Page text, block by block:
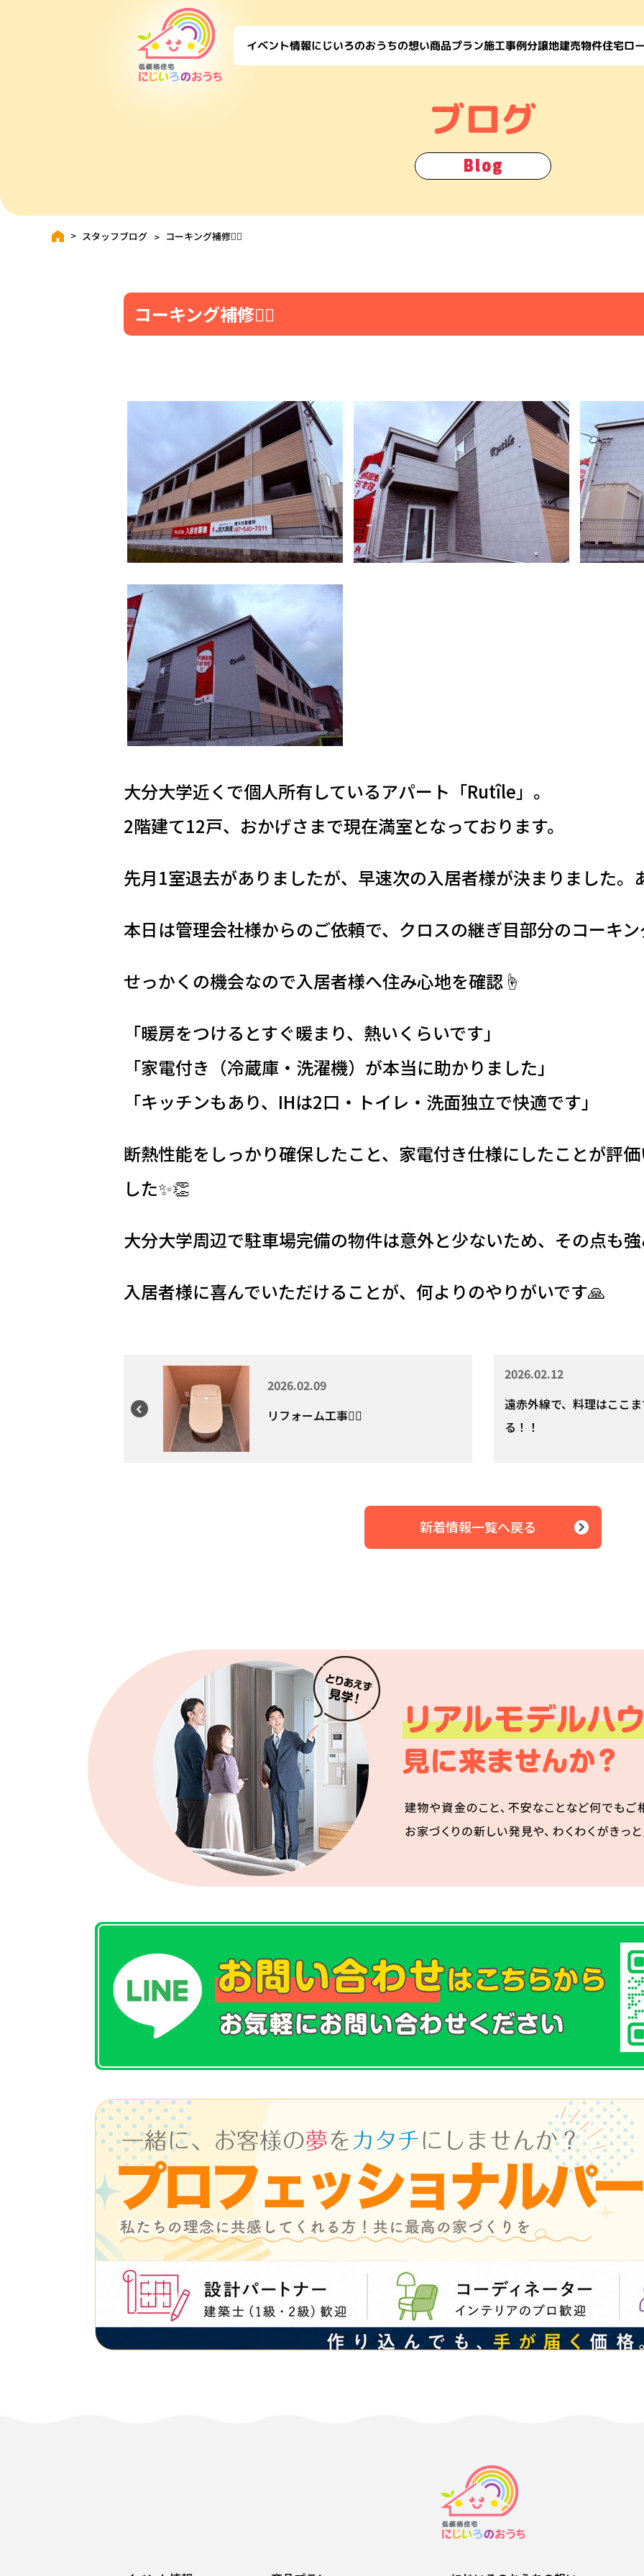
イベント情報にじいろのおうちの想い商品プラン施工事例分譲地建売物件住宅ロ
ブログ
Blog
スタッフブログ コーキング補修👷‍♂️
コーキング補修👷‍♂️
大分大学近くで個人所有しているアパート「Rutîle」。
2階建て12戸、おかげさまで現在満室となっております。
先月1室退去がありましたが、早速次の入居者様が決まりました。
本日は管理会社様からのご依頼で、クロスの継ぎ目部分のコーキ
せっかくの機会なので入居者様へ住み心地を確認☝️
「暖房をつけるとすぐ暖まり、熱いくらいです」
「家電付き（冷蔵庫・洗濯機）が本当に助かりました」
「キッチンもあり、IHは2口・トイレ・洗面独立で快適です」
断熱性能をしっかり確保したこと、家電付き仕様にしたことが評
した✨👏
大分大学周辺で駐車場完備の物件は意外と少ないため、その点も
入居者様に喜んでいただけることが、何よりのやりがいです🙏
2026.02.09
リフォーム工事👷‍♂️
2026.02.12
遠赤外線で、料理はここ
る！！
新着情報一覧へ戻る